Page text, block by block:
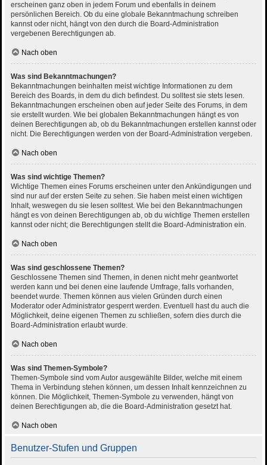
erscheinen ganz oben in jedem Forum und ebenfalls in deinem
persönlichen Bereich. Ob du eine globale Bekanntmachung schreiben
kannst oder nicht, hängt von den durch die Board-Administration
vergebenen Berechtigungen ab.
Nach oben
Was sind Bekanntmachungen?
Bekanntmachungen beinhalten meist wichtige Informationen zu dem
Bereich des Boards, in dem du dich befindest. Du solltest sie stets lesen.
Bekanntmachungen erscheinen oben auf jeder Seite des Forums, in dem
sie erstellt wurden. Wie bei globalen Bekanntmachungen hängt es von
deinen Berechtigungen ab, ob du Bekanntmachungen erstellen kannst oder
nicht. Die Berechtigungen werden von der Board-Administration vergeben.
Nach oben
Was sind wichtige Themen?
Wichtige Themen eines Forums erscheinen unter den Ankündigungen und
sind nur auf der ersten Seite zu sehen. Sie haben meist einen wichtigen
Inhalt, weswegen du sie lesen solltest. Wie bei den Bekanntmachungen
hängt es von deinen Berechtigungen ab, ob du wichtige Themen erstellen
kannst oder nicht; die Berechtigungen stellt die Board-Administration ein.
Nach oben
Was sind geschlossene Themen?
Geschlossene Themen sind Themen, in denen nicht mehr geantwortet
werden kann und bei denen eine laufende Umfrage, falls vorhanden,
beendet wurde. Themen können aus vielen Gründen durch einen
Moderator oder Administrator gesperrt werden. Eventuell hast du auch die
Möglichkeit, deine eigenen Themen zu schließen, sofern dies durch die
Board-Administration erlaubt wurde.
Nach oben
Was sind Themen-Symbole?
Themen-Symbole sind vom Autor ausgewählte Bilder, welche mit einem
Thema in Verbindung stehen können, um dessen Inhalt kennzeichnen zu
können. Die Möglichkeit, Themen-Symbole zu verwenden, hängt von
deinen Berechtigungen ab, die die Board-Administration gesetzt hat.
Nach oben
Benutzer-Stufen und Gruppen